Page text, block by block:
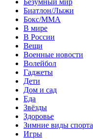
Биатлон/Лыжи
Бокс/MMA
В мире
В России
Вещи
Военные новости
Волейбол
Гаджеты
Дети
Дом и сад
Еда
Звёзды
Здоровье
Зимние виды спорта
Игры